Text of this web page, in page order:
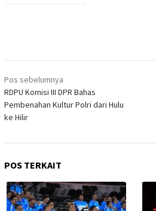
Navigasi
pos
Pos sebelumnya
RDPU Komisi III DPR Bahas
Pembenahan Kultur Polri dari Hulu
ke Hilir
POS TERKAIT